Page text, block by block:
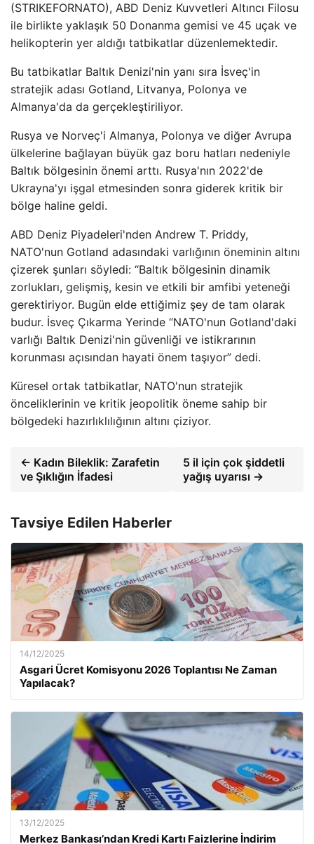
(STRIKEFORNATO), ABD Deniz Kuvvetleri Altıncı Filosu
ile birlikte yaklaşık 50 Donanma gemisi ve 45 uçak ve
helikopterin yer aldığı tatbikatlar düzenlemektedir.
Bu tatbikatlar Baltık Denizi'nin yanı sıra İsveç'in
stratejik adası Gotland, Litvanya, Polonya ve
Almanya'da da gerçekleştiriliyor.
Rusya ve Norveç'i Almanya, Polonya ve diğer Avrupa
ülkelerine bağlayan büyük gaz boru hatları nedeniyle
Baltık bölgesinin önemi arttı. Rusya'nın 2022'de
Ukrayna'yı işgal etmesinden sonra giderek kritik bir
bölge haline geldi.
ABD Deniz Piyadeleri'nden Andrew T. Priddy,
NATO'nun Gotland adasındaki varlığının öneminin altını
çizerek şunları söyledi: “Baltık bölgesinin dinamik
zorlukları, gelişmiş, kesin ve etkili bir amfibi yeteneği
gerektiriyor. Bugün elde ettiğimiz şey de tam olarak
budur. İsveç Çıkarma Yerinde “NATO'nun Gotland'daki
varlığı Baltık Denizi'nin güvenliği ve istikrarının
korunması açısından hayati önem taşıyor” dedi.
Küresel ortak tatbikatlar, NATO'nun stratejik
önceliklerinin ve kritik jeopolitik öneme sahip bir
bölgedeki hazırlıklılığının altını çiziyor.
← Kadın Bileklik: Zarafetin
ve Şıklığın İfadesi
5 il için çok şiddetli
yağış uyarısı →
Tavsiye Edilen Haberler
14/12/2025
Asgari Ücret Komisyonu 2026 Toplantısı Ne Zaman
Yapılacak?
13/12/2025
Merkez Bankası’ndan Kredi Kartı Faizlerine İndirim